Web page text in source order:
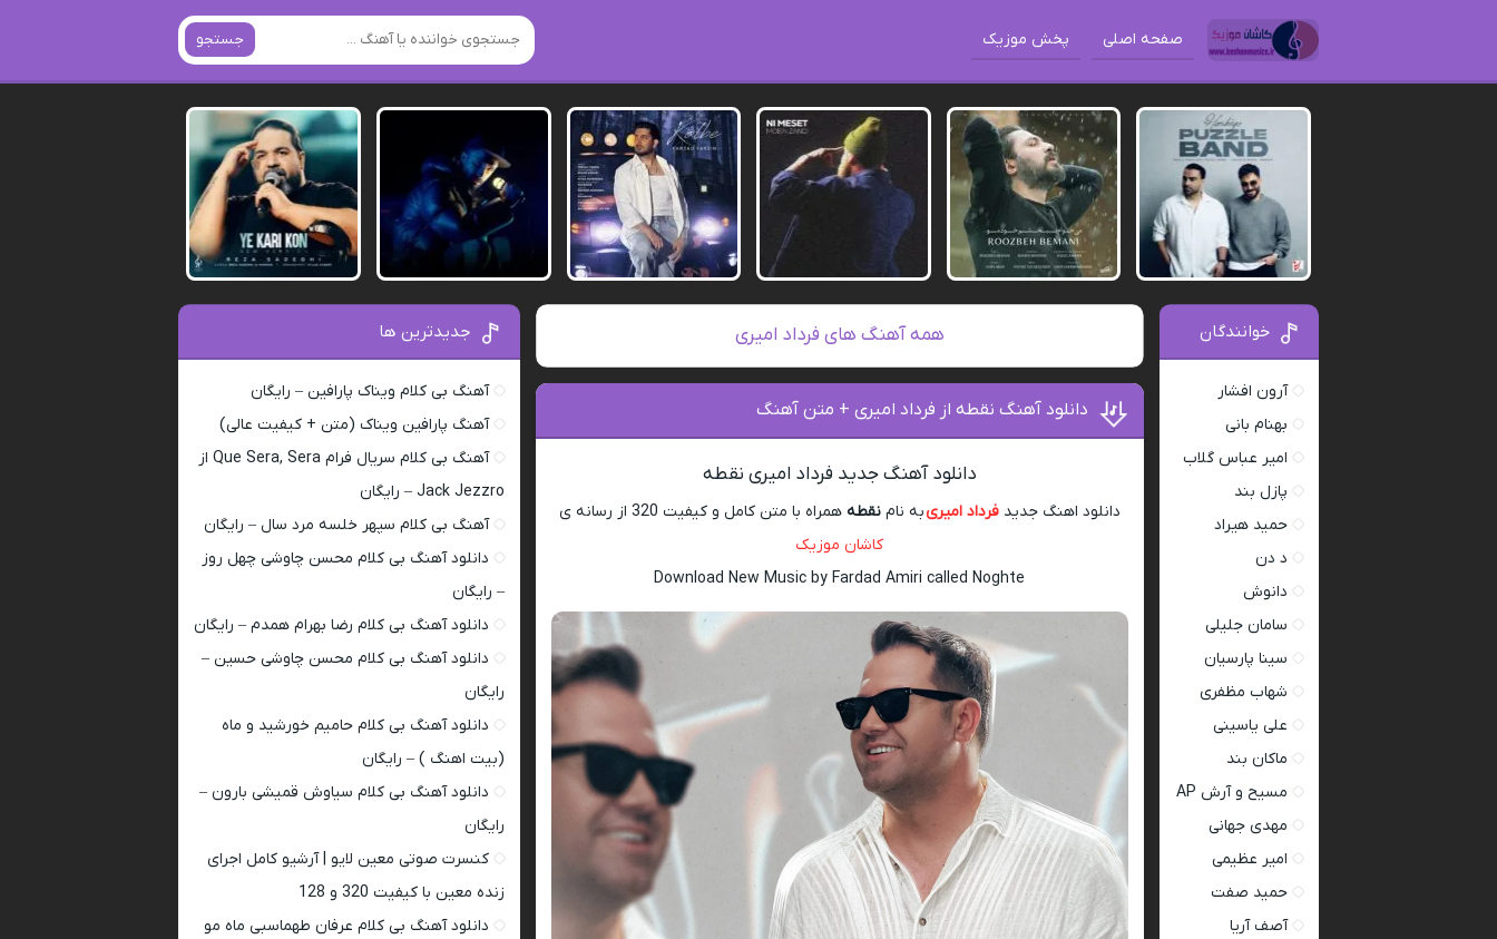
صفحه اصلی پخش موزیک جستجو
همه آهنگ های فرداد امیری
دانلود آهنگ نقطه از فرداد امیری + متن آهنگ
دانلود آهنگ جدید فرداد امیری نقطه
دانلود اهنگ جدیدفرداد امیریبه نامنقطه همراه با متن کامل و کیفیت 320 از رسانه ی
کاشان موزیک
Download New Music by Fardad Amiri called Noghte
خوانندگان
آرون افشار
بهنام بانی
امیر عباس گلاب
پازل بند
حمید هیراد
د دن
دانوش
سامان جلیلی
سینا پارسیان
شهاب مظفری
علی یاسینی
ماکان بند
مسیح و آرش AP
مهدی جهانی
امیر عظیمی
حمید صفت
آصف آریا
جدیدترین ها
آهنگ بی کلام ویناک پارافین – رایگان
آهنگ پارافین ویناک (متن + کیفیت عالی)
آهنگ بی کلام سریال فرام Que Sera, Sera از
Jack Jezzro – رایگان
آهنگ بی کلام سپهر خلسه مرد سال – رایگان
دانلود آهنگ بی کلام محسن چاوشی چهل روز
– رایگان
دانلود آهنگ بی کلام رضا بهرام همدم – رایگان
دانلود آهنگ بی کلام محسن چاوشی حسین –
رایگان
دانلود آهنگ بی کلام حامیم خورشید و ماه
(بیت اهنگ ) – رایگان
دانلود آهنگ بی کلام سیاوش قمیشی بارون –
رایگان
کنسرت صوتی معین لایو | آرشیو کامل اجرای
زنده معین با کیفیت 320 و 128
دانلود آهنگ بی کلام عرفان طهماسبی ماه مو